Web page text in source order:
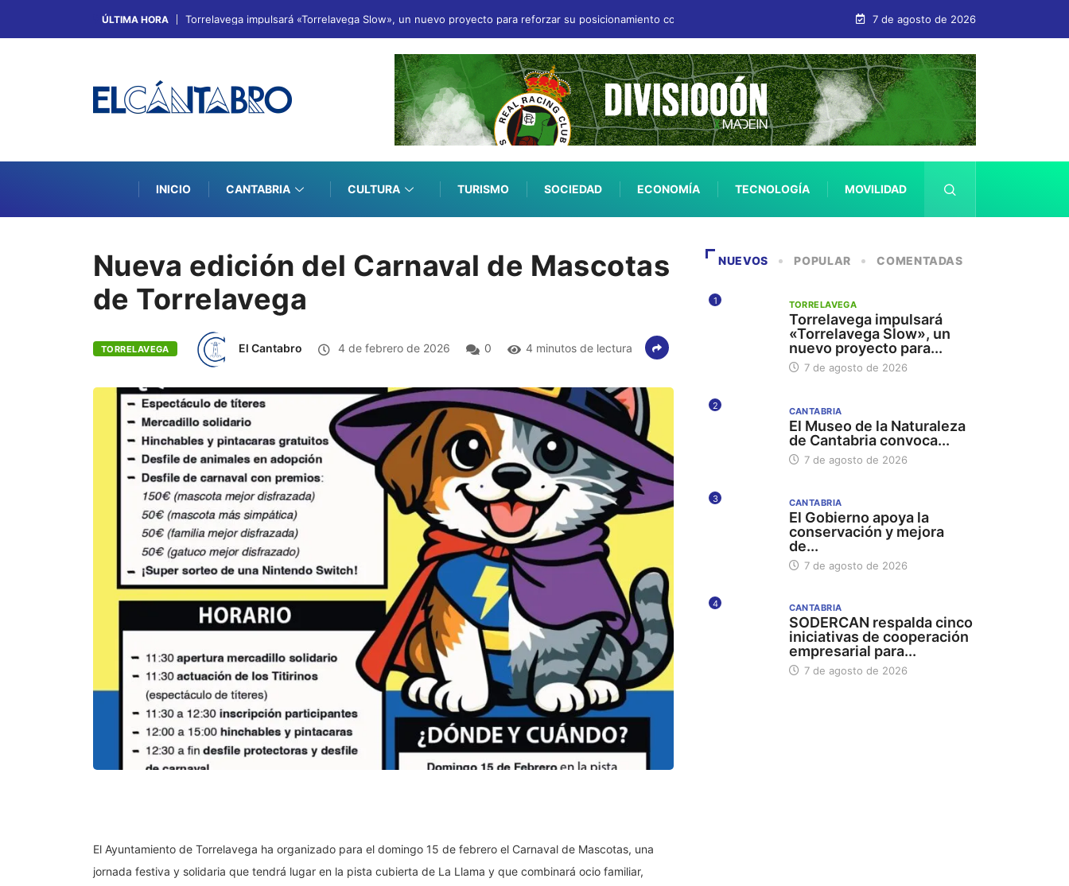
ÚLTIMA HORA Torrelavega impulsará «Torrelavega Slow», un nuevo proyecto para reforzar su posicionamiento como destino turístico de calidad 7 de agosto de 2026
INICIO CANTABRIA CULTURA TURISMO SOCIEDAD ECONOMÍA TECNOLOGÍA MOVILIDAD
Nueva edición del Carnaval de Mascotas
de Torrelavega
TORRELAVEGA El Cantabro 4 de febrero de 2026 0 4 minutos de lectura
El Ayuntamiento de Torrelavega ha organizado para el domingo 15 de febrero el Carnaval de Mascotas, una
jornada festiva y solidaria que tendrá lugar en la pista cubierta de La Llama y que combinará ocio familiar,
NUEVOS POPULAR COMENTADAS
1 TORRELAVEGA
Torrelavega impulsará
«Torrelavega Slow», un
nuevo proyecto para...
7 de agosto de 2026
2 CANTABRIA
El Museo de la Naturaleza
de Cantabria convoca...
7 de agosto de 2026
3 CANTABRIA
El Gobierno apoya la
conservación y mejora
de...
7 de agosto de 2026
4 CANTABRIA
SODERCAN respalda cinco
iniciativas de cooperación
empresarial para...
7 de agosto de 2026